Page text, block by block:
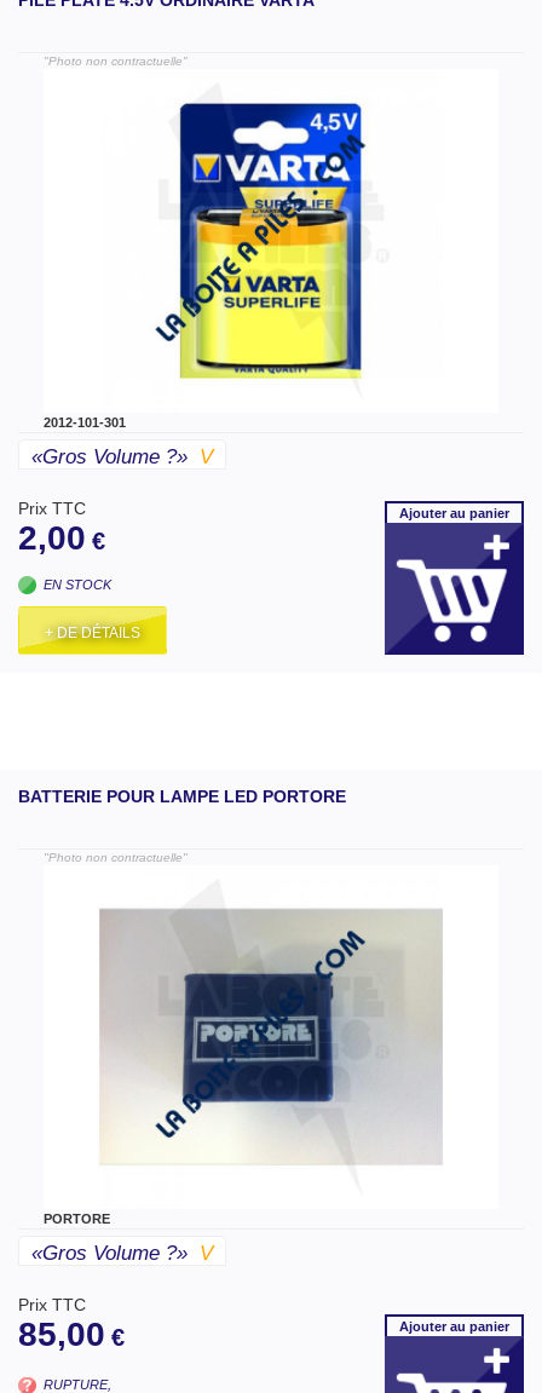
"Photo non contractuelle"
2012-101-301
«gros Volume ?» V
Prix TTC
2,00 €
EN STOCK
+ DE DÉTAILS
Ajouterau panier
BATTERIE POUR LAMPE LED PORTORE
"Photo non contractuelle"
PORTORE
«gros Volume ?» V
Prix TTC
85,00 €
RUPTURE,
Ajouterau panier